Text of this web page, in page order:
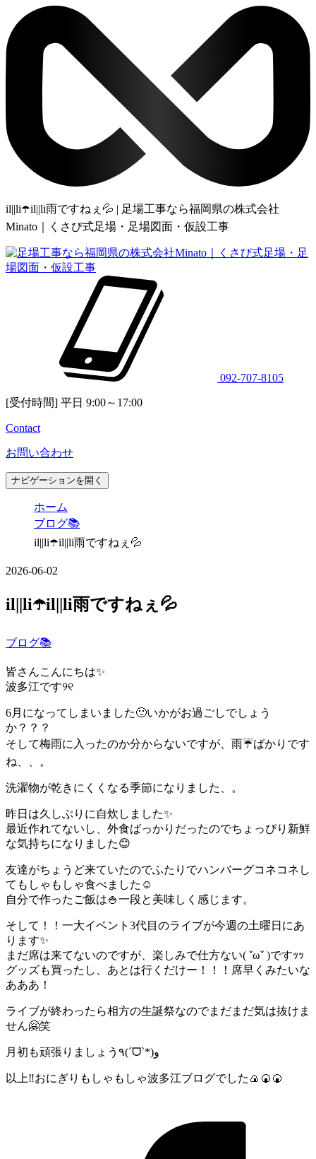
il||li☂️il||li雨ですねぇ💦 | 足場工事なら福岡県の株式会社
Minato｜くさび式足場・足場図面・仮設工事
092-707-8105
[受付時間] 平日 9:00～17:00
Contact
お問い合わせ
ナビゲーションを開く
ホーム
ブログ📚
il||li☂️il||li雨ですねぇ💦
2026-06-02
il||li☂️il||li雨ですねぇ💦
ブログ📚
皆さんこんにちは✨
波多江です୨୧
6月になってしまいました🙂いかがお過ごしでしょう
か？？？
そして梅雨に入ったのか分からないですが、雨☔️ばかりです
ね、、。
洗濯物が乾きにくくなる季節になりました、。
昨日は久しぶりに自炊しました✨
最近作れてないし、外食ばっかりだったのでちょっぴり新鮮
な気持ちになりました😊
友達がちょうど来ていたのでふたりでハンバーグコネコネし
てもしゃもしゃ食べました☺️
自分で作ったご飯は🍚一段と美味しく感じます。
そして！！一大イベント3代目のライブが今週の土曜日にあ
ります✨
まだ席は来てないのですが、楽しみで仕方ない( ˇωˇ )ですｯｯ
グッズも買ったし、あとは行くだけー！！！席早くみたいな
あああ！
ライブが終わったら相方の生誕祭なのでまだまだ気は抜けま
せん🤗笑
月初も頑張りましょう٩(ˊᗜˋ*)و
以上‼️おにぎりもしゃもしゃ波多江ブログでした🍙🍘🍘